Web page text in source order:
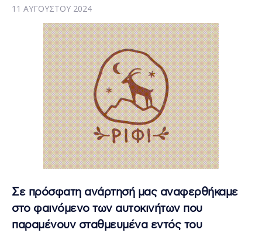
11 ΑΥΓΟΎΣΤΟΥ 2024
Σε πρόσφατη ανάρτησή μας αναφερθήκαμε
στο φαινόμενο των αυτοκινήτων που
παραμένουν σταθμευμένα εντός του